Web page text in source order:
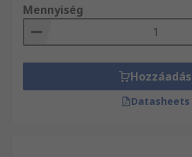
Mennyiség
Hozzáadás
Datasheets